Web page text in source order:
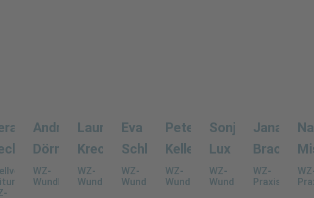
Andreas
Dörnhofer
WZ-
WundManager
Laureen
Krech
WZ-
WundManagerin
Eva
Schlaiss
WZ-
WundManagerin
Peter
Keller
WZ-
WundManager
Sonja
Lux
WZ-
WundManagerin
Jana
Bracher
WZ-